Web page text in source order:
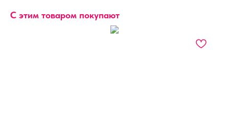
С этим товаром покупают